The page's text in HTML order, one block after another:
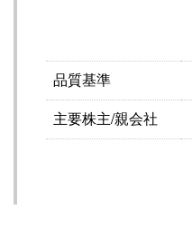
品質基準
主要株主/親会社